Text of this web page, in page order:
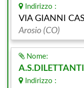
Indirizzo :
VIA GIANNI
Arosio (CO)
Nome:
Indirizzo :